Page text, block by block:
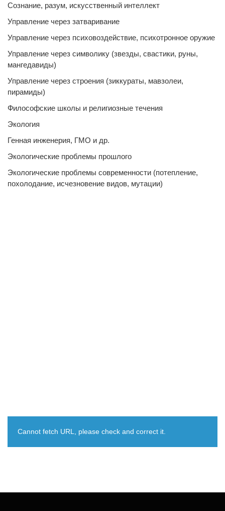
Сознание, разум, искусственный интеллект
Управление через затваривание
Управление через психовоздействие, психотронное оружие
Управление через символику (звезды, свастики, руны,
мангедавиды)
Управление через строения (зиккураты, мавзолеи,
пирамиды)
Философские школы и религиозные течения
Экология
Генная инженерия, ГМО и др.
Экологические проблемы прошлого
Экологические проблемы современности (потепление,
похолодание, исчезновение видов, мутации)
Cannot fetch URL, please check and correct it.